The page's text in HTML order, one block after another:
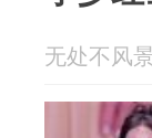
无处不风